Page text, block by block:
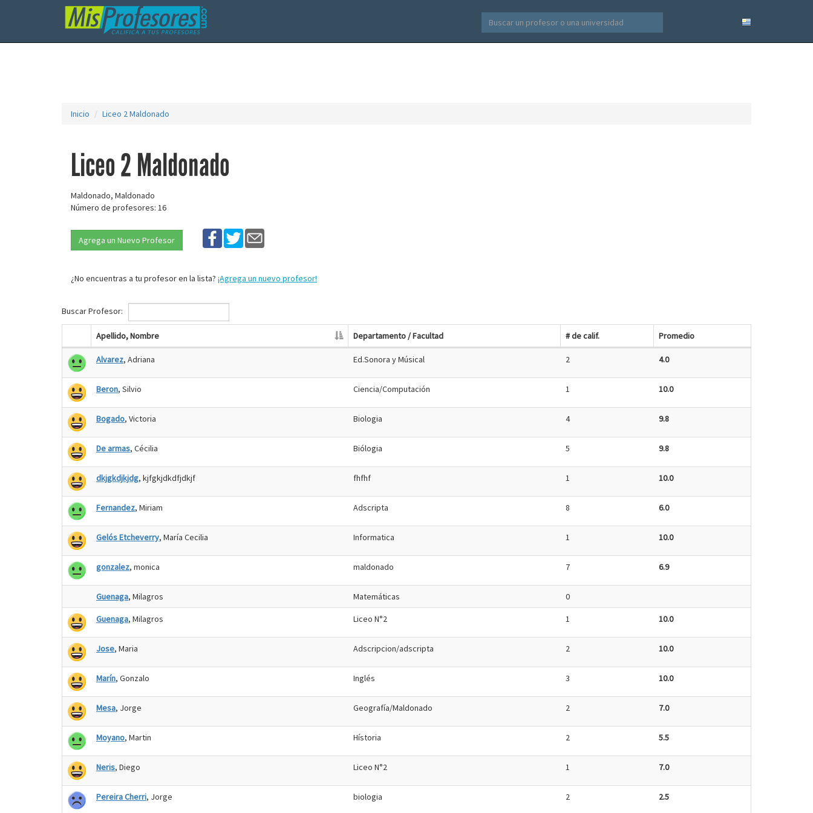
Inicio Liceo 2 Maldonado
Liceo 2 Maldonado
Maldonado, Maldonado
Número de profesores: 16
Agrega un Nuevo Profesor
¿No encuentras a tu profesor en la lista? ¡Agrega un nuevo profesor!
Buscar Profesor:
Apellido, Nombre Departamento / Facultad # de calif. Promedio
Alvarez, Adriana Ed.Sonora y Músical 2 4.0
Beron, Silvio Ciencia/Computación 1 10.0
Bogado, Victoria Biologia 4 9.8
De armas, Cécilia Biólogia 5 9.8
dkjgkdjkjdg, kjfgkjdkdfjdkjf fhfhf 1 10.0
Fernandez, Miriam Adscripta 8 6.0
Gelós Etcheverry, María Cecilia Informatica 1 10.0
gonzalez, monica maldonado 7 6.9
Guenaga, Milagros Matemáticas 0
Guenaga, Milagros Liceo N°2 1 10.0
Jose, Maria Adscripcion/adscripta 2 10.0
Marín, Gonzalo Inglés 3 10.0
Mesa, Jorge Geografía/Maldonado 2 7.0
Moyano, Martin Hístoria 2 5.5
Neris, Diego Liceo N°2 1 7.0
Pereira Cherri, Jorge biologia 2 2.5